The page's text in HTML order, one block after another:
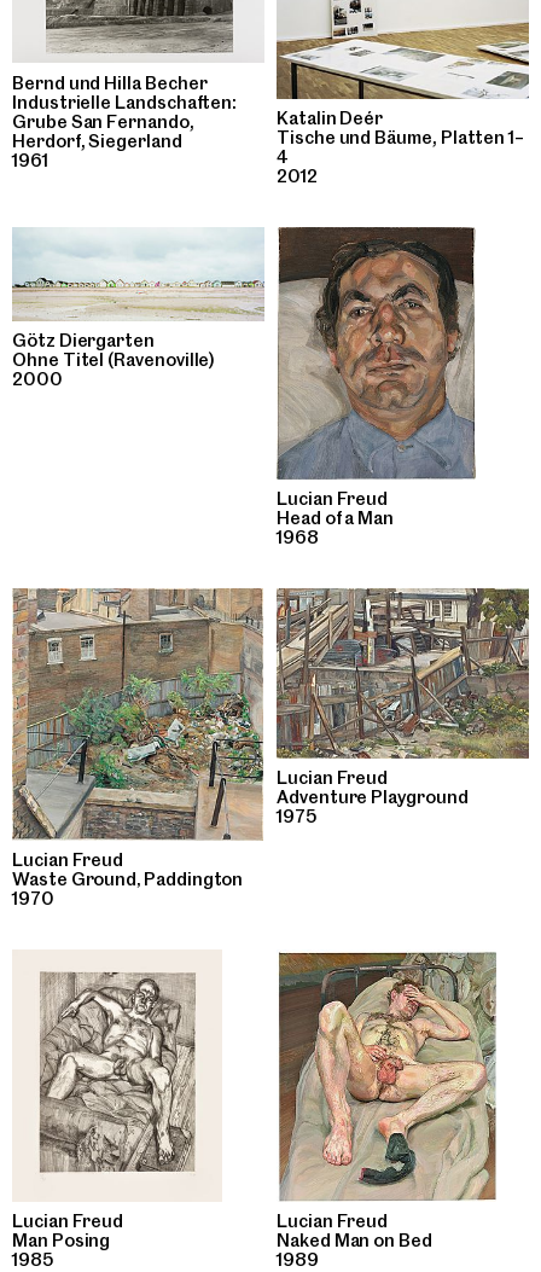
Bernd und Hilla Becher
Industrielle Landschaften:
Grube San Fernando,
Herdorf, Siegerland
1961
Katalin Deér
Tische und Bäume, Platten 1–
4
2012
Götz Diergarten
Ohne Titel (Ravenoville)
2000
Lucian Freud
Head of a Man
1968
Lucian Freud
Waste Ground‚ Paddington
1970
Lucian Freud
Adventure Playground
1975
Lucian Freud
Man Posing
1985
Lucian Freud
Naked Man on Bed
1989